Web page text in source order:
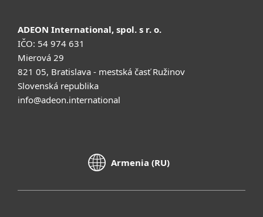
ADEON International, spol. s r. o.
IČO: 54 974 631
Mierová 29
821 05, Bratislava - mestská časť Ružinov
Slovenská republika
info@adeon.international
Armenia (RU)